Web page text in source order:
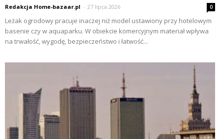
Redakcja Home-bazaar.pl - 27 lipca 2026 0
Leżak ogrodowy pracuje inaczej niż model ustawiony przy hotelowym
basenie czy w aquaparku. W obiekcie komercyjnym materiał wpływa
na trwałość, wygodę, bezpieczeństwo i łatwość...